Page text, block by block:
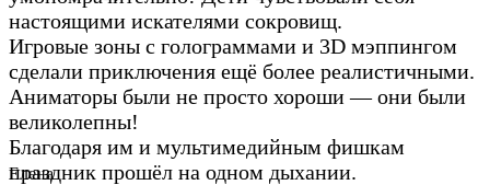
настоящими искателями сокровищ.
Игровые зоны с голограммами и 3D мэппингом
сделали приключения ещё более реалистичными.
Аниматоры были не просто хороши — они были
великолепны!
Благодаря им и мультимедийным фишкам
праздник прошёл на одном дыхании.
Елена